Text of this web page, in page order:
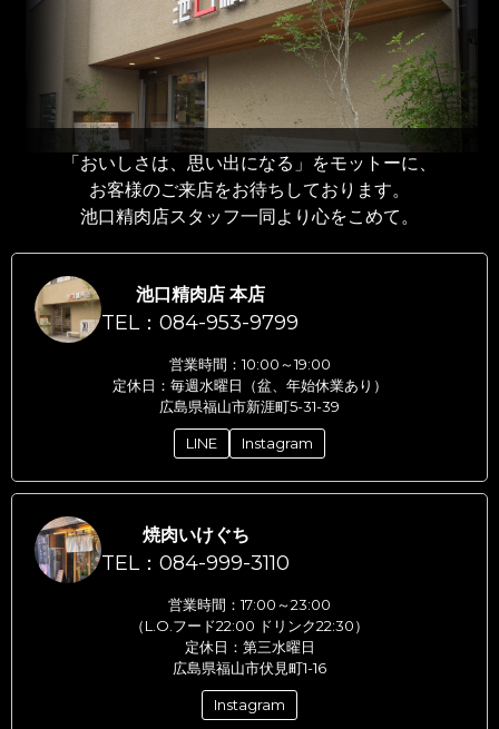
「おいしさは、思い出になる」をモットーに、
お客様のご来店をお待ちしております。
池口精肉店スタッフ一同より心をこめて。
池口精肉店 本店
TEL：084-953-9799
営業時間：10:00～19:00
定休日：毎週水曜日（盆、年始休業あり）
広島県福山市新涯町5-31-39
LINE Instagram
焼肉いけぐち
TEL：084-999-3110
営業時間：17:00～23:00
（L.O.フード22:00 ドリンク22:30）
定休日：第三水曜日
広島県福山市伏見町1-16
Instagram